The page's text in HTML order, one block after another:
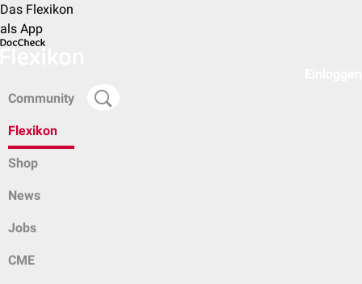
Das Flexikon
als App
Community
Flexikon
Shop
News
Jobs
CME